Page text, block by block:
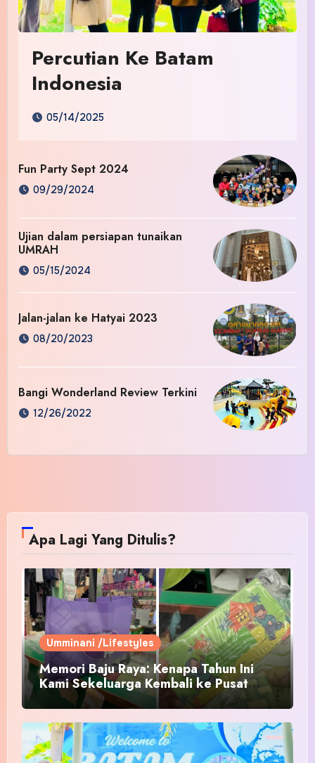
Percutian Ke Batam
Indonesia
05/14/2025
Fun Party Sept 2024
09/29/2024
Ujian dalam persiapan tunaikan
UMRAH
05/15/2024
Jalan-jalan ke Hatyai 2023
08/20/2023
Bangi Wonderland Review Terkini
12/26/2022
Apa Lagi Yang Ditulis?
Umminani /Lifestyles
Memori Baju Raya: Kenapa Tahun Ini
Kami Sekeluarga Kembali ke Pusat
Pakaian Hari-Hari?